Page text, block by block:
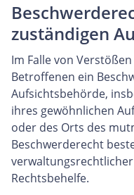
zuständigen
Im Falle von
Betroffenen ein
Aufsichtsbehörde,
ihres gewöhnlichen
oder des Orts des
Beschwerderecht
Rechtsbehelfe.